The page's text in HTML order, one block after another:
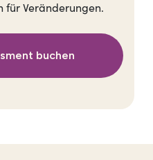
für Veränderungen.
buchen